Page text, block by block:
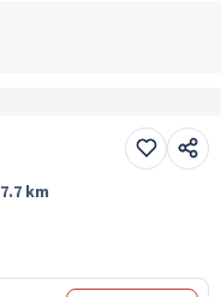
7.7 km